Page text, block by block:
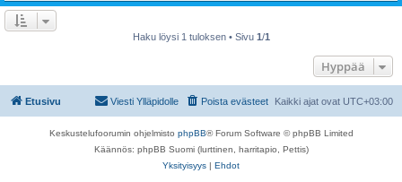
Haku löysi 1 tuloksen • Sivu 1/1
Hyppää
Etusivu Kaikki ajat ovat UTC+03:00
Poista evästeet
Viesti Ylläpidolle
Keskustelufoorumin ohjelmisto phpBB® Forum Software © phpBB Limited
Käännös: phpBB Suomi (lurttinen, harritapio, Pettis)
Yksityisyys | Ehdot